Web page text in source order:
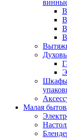
Шкафы
Малая